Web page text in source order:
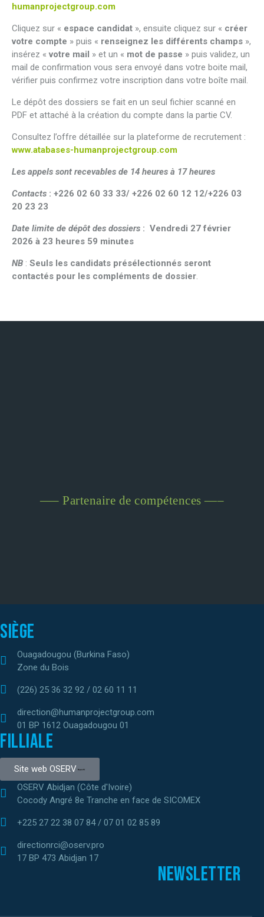
humanprojectgroup.com
Cliquez sur « espace candidat », ensuite cliquez sur « créer
votre compte » puis « renseignez les différents champs »,
insérez « votre mail » et un « mot de passe » puis validez, un
mail de confirmation vous sera envoyé dans votre boite mail,
vérifier puis confirmez votre inscription dans votre boîte mail.
Le dépôt des dossiers se fait en un seul fichier scanné en
PDF et attaché à la création du compte dans la partie CV.
Consultez l’offre détaillée sur la plateforme de recrutement :
www.atabases-humanprojectgroup.com
Les appels sont recevables de 14 heures à 17 heures
Contacts : +226 02 60 33 33/ +226 02 60 12 12/+226 03
20 23 23
Date limite de dépôt des dossiers : Vendredi 27 février
2026 à 23 heures 59 minutes
NB : Seuls les candidats présélectionnés seront
contactés pour les compléments de dossier.
—– Partenaire de compétences —–
Siège
Ouagadougou (Burkina Faso)
Zone du Bois
(226) 25 36 32 92 / 02 60 11 11
direction@humanprojectgroup.com
01 BP 1612 Ouagadougou 01
Filliale
Site web OSERV
OSERV Abidjan (Côte d'Ivoire)
Cocody Angré 8e Tranche en face de SICOMEX
+225 27 22 38 07 84 / 07 01 02 85 89
directionrci@oserv.pro
17 BP 473 Abidjan 17
Newsletter